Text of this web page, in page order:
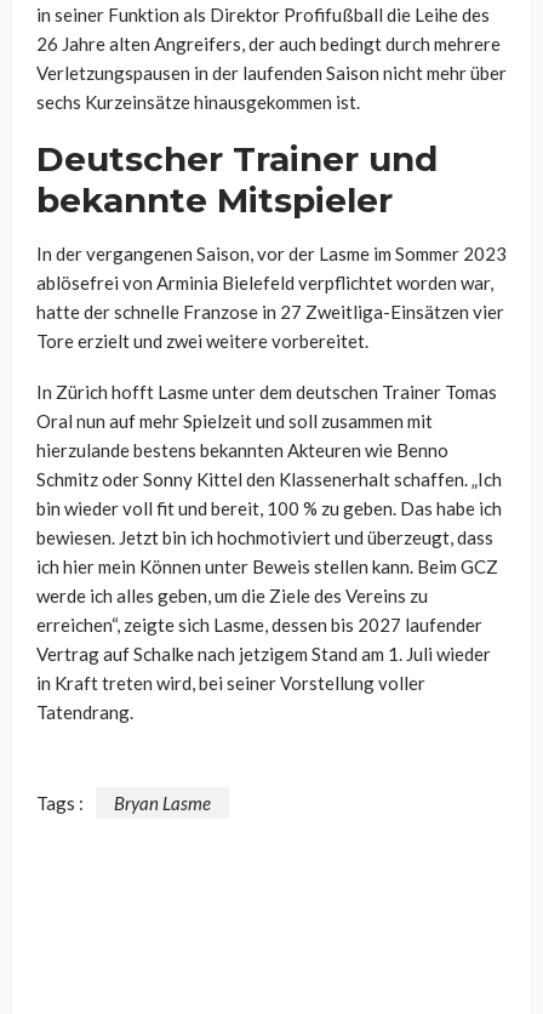
in seiner Funktion als Direktor Profifußball die Leihe des
26 Jahre alten Angreifers, der auch bedingt durch mehrere
Verletzungspausen in der laufenden Saison nicht mehr über
sechs Kurzeinsätze hinausgekommen ist.
Deutscher Trainer und
bekannte Mitspieler
In der vergangenen Saison, vor der Lasme im Sommer 2023
ablösefrei von Arminia Bielefeld verpflichtet worden war,
hatte der schnelle Franzose in 27 Zweitliga-Einsätzen vier
Tore erzielt und zwei weitere vorbereitet.
In Zürich hofft Lasme unter dem deutschen Trainer Tomas
Oral nun auf mehr Spielzeit und soll zusammen mit
hierzulande bestens bekannten Akteuren wie Benno
Schmitz oder Sonny Kittel den Klassenerhalt schaffen. „Ich
bin wieder voll fit und bereit, 100 % zu geben. Das habe ich
bewiesen. Jetzt bin ich hochmotiviert und überzeugt, dass
ich hier mein Können unter Beweis stellen kann. Beim GCZ
werde ich alles geben, um die Ziele des Vereins zu
erreichen“, zeigte sich Lasme, dessen bis 2027 laufender
Vertrag auf Schalke nach jetzigem Stand am 1. Juli wieder
in Kraft treten wird, bei seiner Vorstellung voller
Tatendrang.
Tags : Bryan Lasme